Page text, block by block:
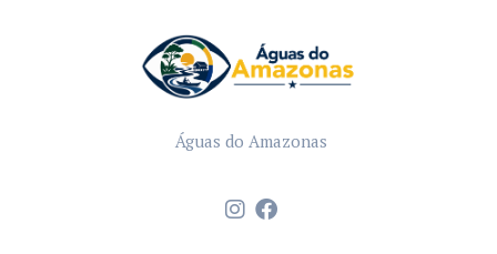
Águas do Amazonas